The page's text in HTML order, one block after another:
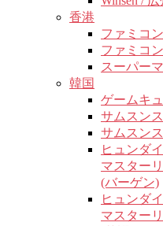
香港
ファミコン
ファミコ
スーパー
韓国
ゲームキ
サムスン
サムスン
ヒュンダ
マスター
(バーゲン)
ヒュンダ
マスター